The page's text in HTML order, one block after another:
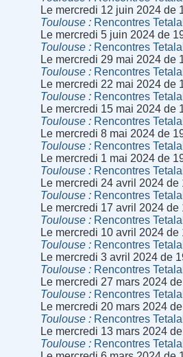
Le mercredi 12 juin 2024 de
Toulouse
Rencontres
Le mercredi 5 juin 2024 de
Toulouse
Rencontres
Le mercredi 29 mai 2024 de
Toulouse
Rencontres
Le mercredi 22 mai 2024 de
Toulouse
Rencontres
Le mercredi 15 mai 2024 de
Toulouse
Rencontres
Le mercredi 8 mai 2024 de
Toulouse
Rencontres
Le mercredi 1 mai 2024 de
Toulouse
Rencontres
Le mercredi 24 avril 2024 de
Toulouse
Rencontres
Le mercredi 17 avril 2024 de
Toulouse
Rencontres
Le mercredi 10 avril 2024 de
Toulouse
Rencontres
Le mercredi 3 avril 2024 de
Toulouse
Rencontres
Le mercredi 27 mars 2024
Toulouse
Rencontres
Le mercredi 20 mars 2024
Toulouse
Rencontres
Le mercredi 13 mars 2024
Toulouse
Rencontres